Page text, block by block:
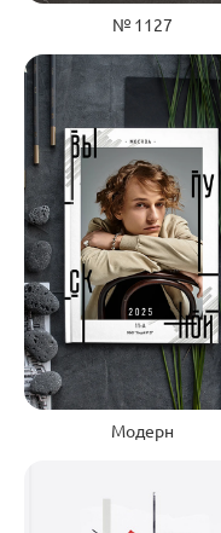
№ 1127
Модерн